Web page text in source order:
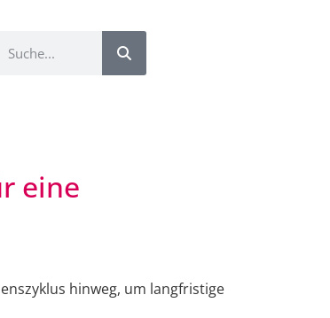
eine
hinweg, um langfristige